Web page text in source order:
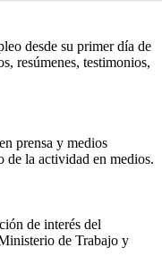
desde su primer día de
resúmenes, testimonios,
prensa y medios
de la actividad en medios.
de interés del
de Trabajo y